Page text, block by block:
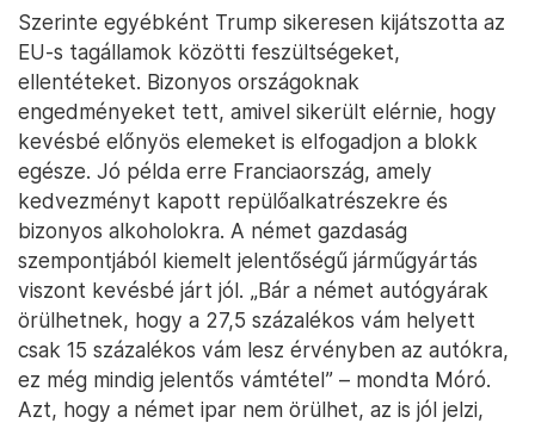
Szerinte egyébként Trump sikeresen kijátszotta az
EU-s tagállamok közötti feszültségeket,
ellentéteket. Bizonyos országoknak
engedményeket tett, amivel sikerült elérnie, hogy
kevésbé előnyös elemeket is elfogadjon a blokk
egésze. Jó példa erre Franciaország, amely
kedvezményt kapott repülőalkatrészekre és
bizonyos alkoholokra. A német gazdaság
szempontjából kiemelt jelentőségű járműgyártás
viszont kevésbé járt jól. „Bár a német autógyárak
örülhetnek, hogy a 27,5 százalékos vám helyett
csak 15 százalékos vám lesz érvényben az autókra,
ez még mindig jelentős vámtétel” – mondta Móró.
Azt, hogy a német ipar nem örülhet, az is jól jelzi,